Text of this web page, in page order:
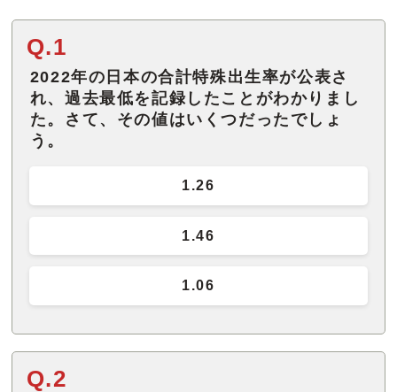
Q.1
2022年の日本の合計特殊出生率が公表さ
れ、過去最低を記録したことがわかりまし
た。さて、その値はいくつだったでしょ
う。
1.26
1.46
1.06
Q.2